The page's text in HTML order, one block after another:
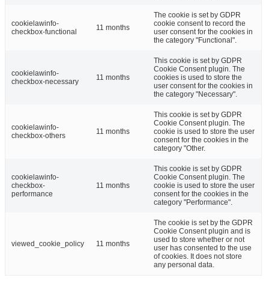
cookielawinfo-
checkbox-functional
11 months
The cookie is set by GDPR
cookie consent to record the
user consent for the cookies in
the category "Functional".
cookielawinfo-
checkbox-necessary
11 months
This cookie is set by GDPR
Cookie Consent plugin. The
cookies is used to store the
user consent for the cookies in
the category "Necessary".
cookielawinfo-
checkbox-others
11 months
This cookie is set by GDPR
Cookie Consent plugin. The
cookie is used to store the user
consent for the cookies in the
category "Other.
cookielawinfo-
checkbox-
performance
11 months
This cookie is set by GDPR
Cookie Consent plugin. The
cookie is used to store the user
consent for the cookies in the
category "Performance".
viewed_cookie_policy 11 months
The cookie is set by the GDPR
Cookie Consent plugin and is
used to store whether or not
user has consented to the use
of cookies. It does not store
any personal data.